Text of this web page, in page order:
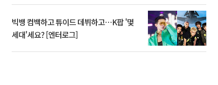
빅뱅 컴백하고 튜이드 데뷔하고⋯K팝 '몇
세대'세요? [엔터로그]